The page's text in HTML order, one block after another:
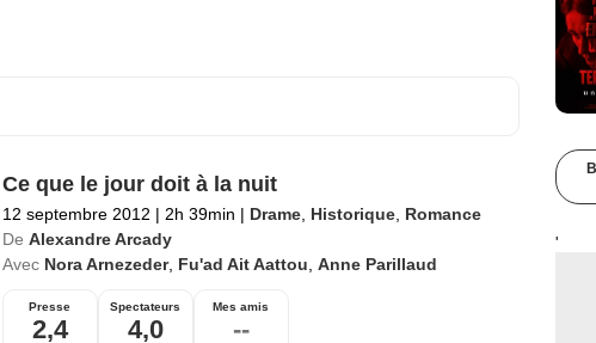
Ce que le jour doit à la nuit
12 septembre 2012 | 2h 39min | Drame, Historique, Romance
De Alexandre Arcady
Avec Nora Arnezeder, Fu'ad Ait Aattou Anne Parillaud
Presse
2,4
Spectateurs
4,0
Mes amis
--
'